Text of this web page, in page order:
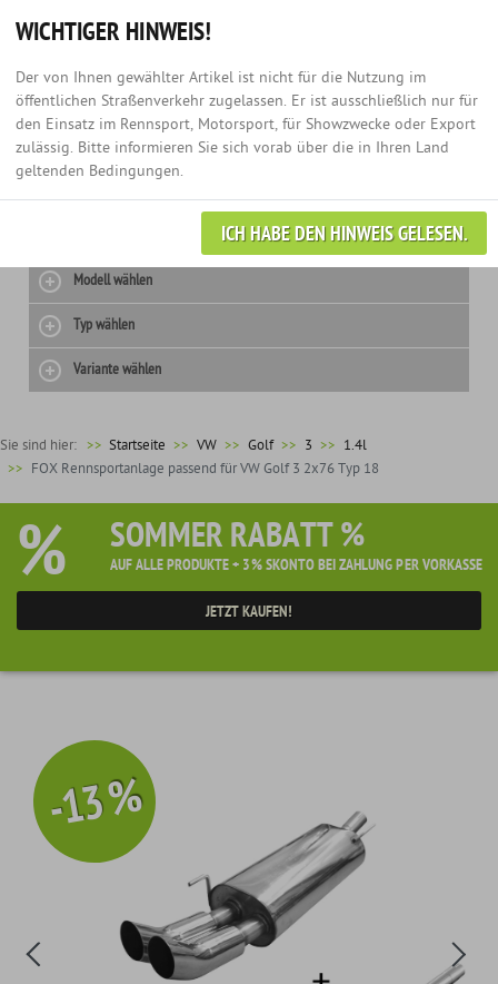
Hotline: +49 (0) 3435 - 979 60 67
Modell wählen
Typ wählen
Variante wählen
Sie sind hier: >> Startseite VW Golf 3
1.4l
FOX Rennsportanlage passend für VW Golf 3 2x76 Typ 18
% SOMMER RABATT %
AUF ALLE PRODUKTE + 3% SKONTO BEI ZAHLUNG PER VORKASSE
JETZT KAUFEN!
-13 %
WICHTIGER HINWEIS!
Der von Ihnen gewählter Artikel ist nicht für die Nutzung im
öffentlichen Straßenverkehr zugelassen. Er ist ausschließlich nur für
den Einsatz im Rennsport, Motorsport, für Showzwecke oder Export
zulässig. Bitte informieren Sie sich vorab über die in Ihren Land
geltenden Bedingungen.
ICH HABE DEN HINWEIS GELESEN.